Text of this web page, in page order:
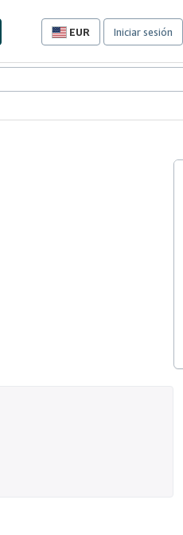
EUR
Preferencias
compra
sitio.
Iniciar sesión